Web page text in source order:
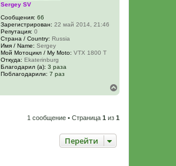
Sergey SV
Сообщения: 66
Зарегистрирован: 22 май 2014, 21:46
Репутация: 0
Страна / Country: Russia
Имя / Name: Sergey
Мой Мотоцикл / My Moto: VTX 1800 T
Откуда: Ekaterinburg
Благодарил (а): 3 раза
Поблагодарили: 7 раз
е
у
1 сообщение • Страница 1 из 1
Перейти